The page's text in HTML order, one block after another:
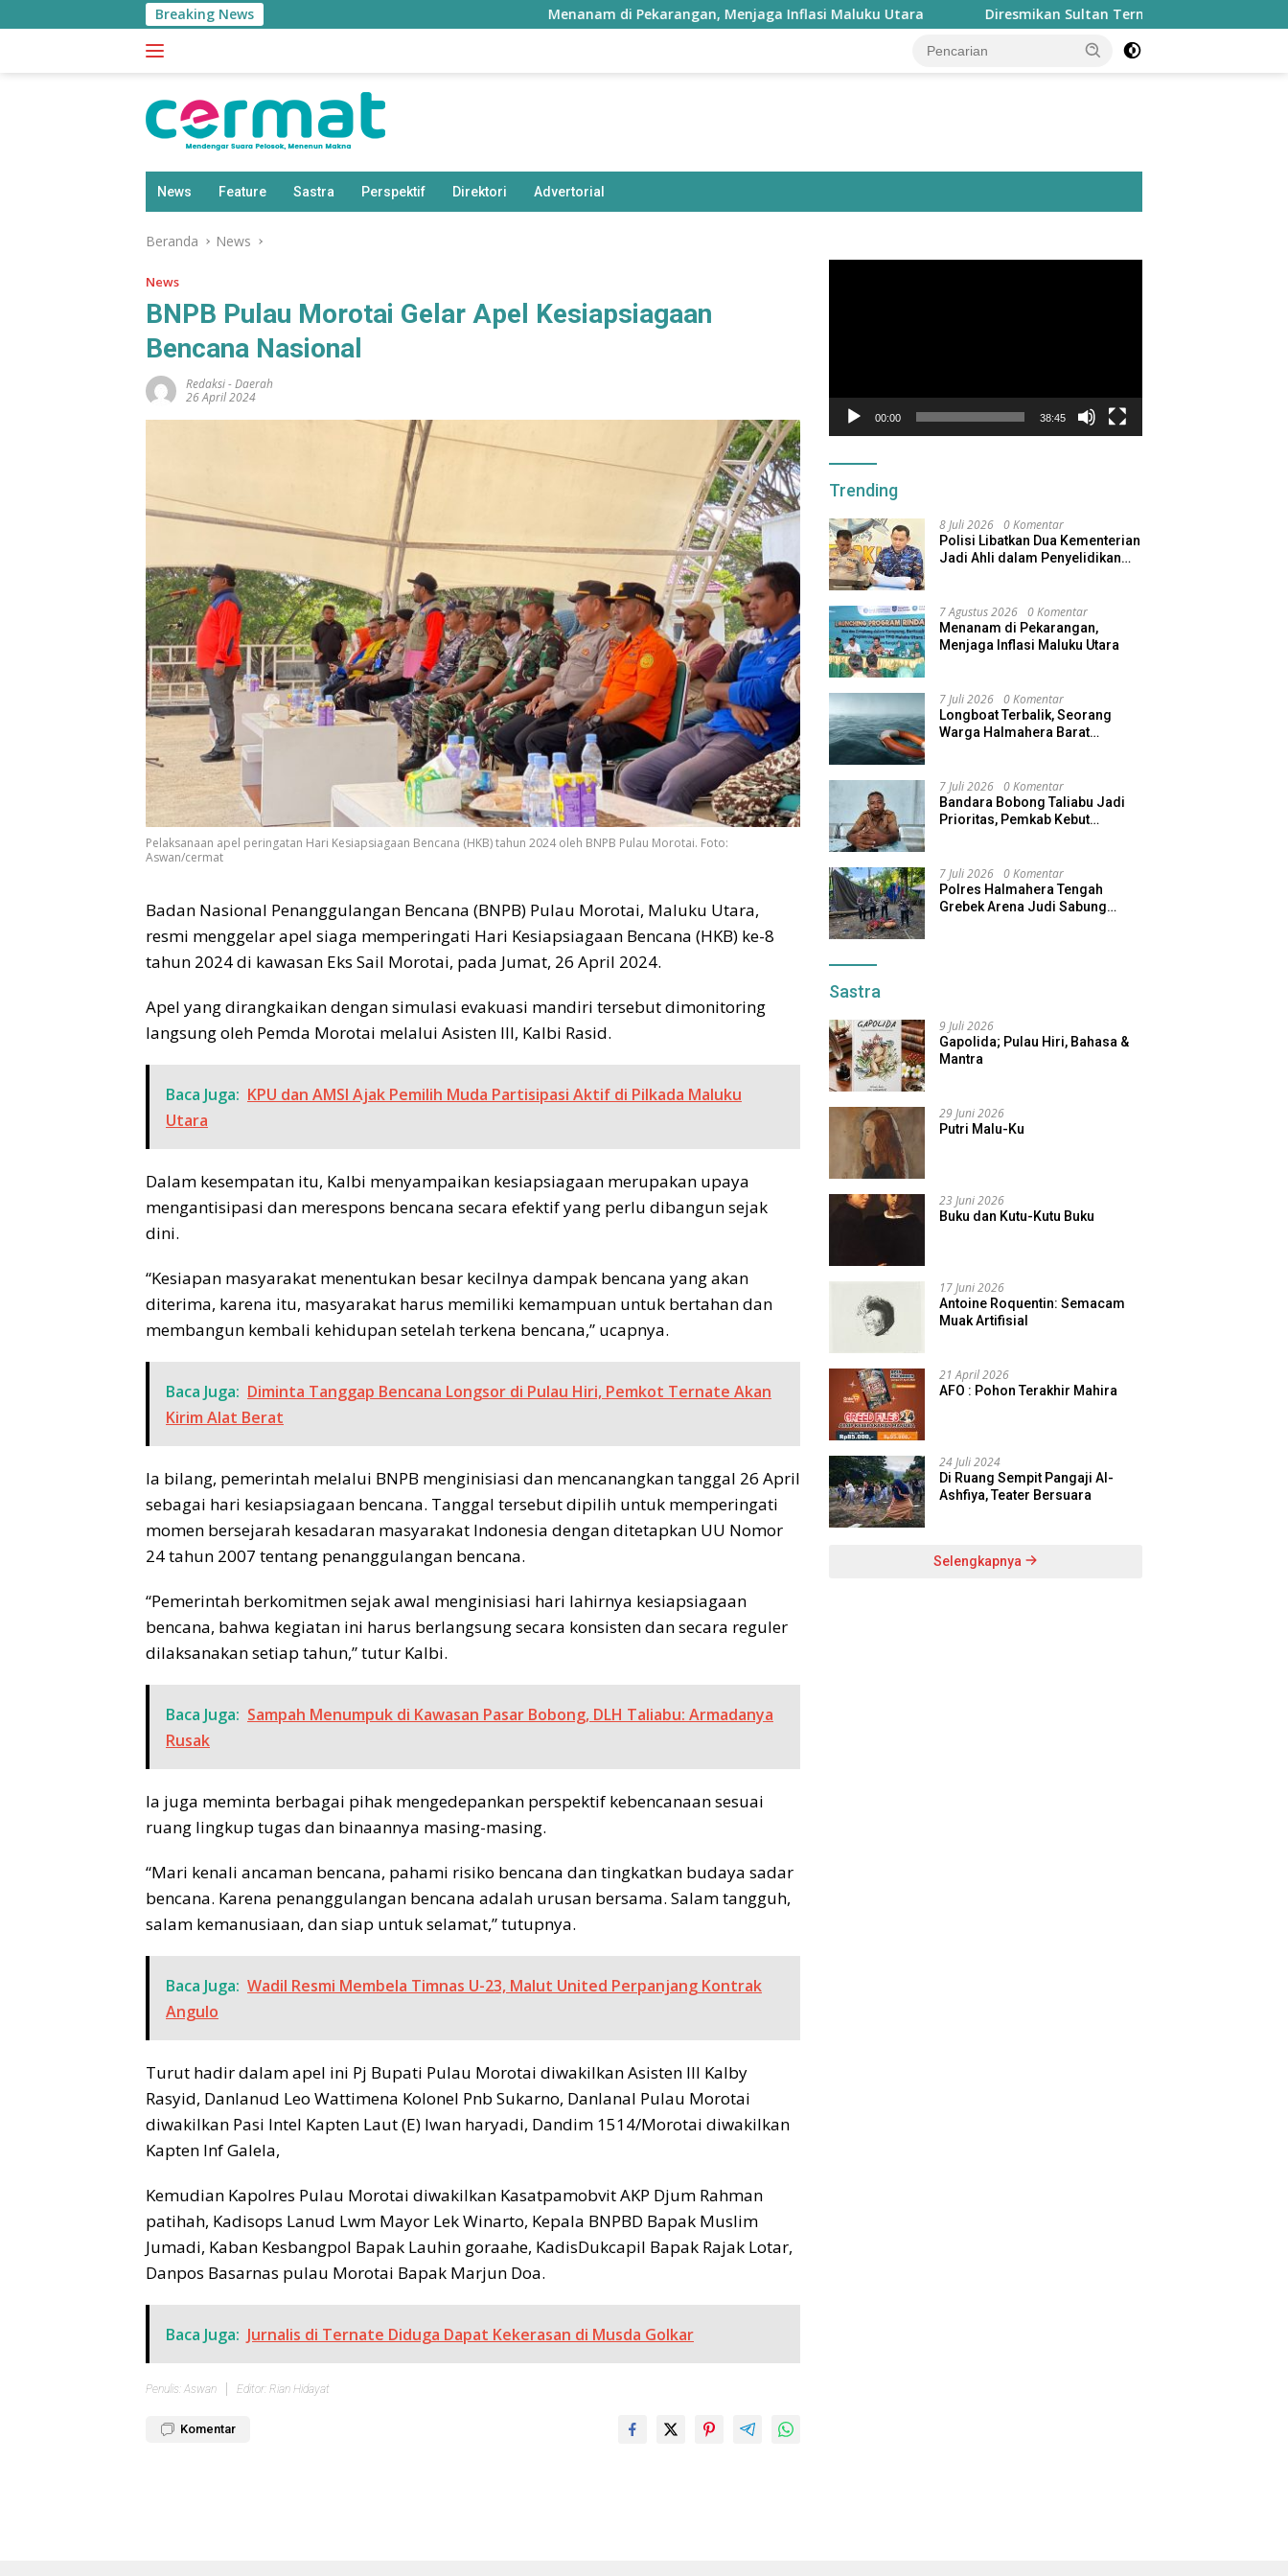
ke
Breaking News Menanam di Pekarangan, Menjaga Inflasi Maluku Utara Diresmikan Sultan Ternate, Masjid Nurul Fasyah
News Feature Sastra Perspektif Direktori Advertorial
Beranda News
News
BNPB Pulau Morotai Gelar Apel Kesiapsiagaan
Bencana Nasional
Redaksi-Daerah
26 April 2024
Pelaksanaan apel peringatan Hari Kesiapsiagaan Bencana (HKB) tahun 2024 oleh BNPB Pulau Morotai. Foto:
Aswan/cermat
Badan Nasional Penanggulangan Bencana (BNPB) Pulau Morotai, Maluku Utara,
resmi menggelar apel siaga memperingati Hari Kesiapsiagaan Bencana (HKB) ke-8
tahun 2024 di kawasan Eks Sail Morotai, pada Jumat, 26 April 2024.
Apel yang dirangkaikan dengan simulasi evakuasi mandiri tersebut dimonitoring
langsung oleh Pemda Morotai melalui Asisten III, Kalbi Rasid.
Baca Juga: KPU dan AMSI Ajak Pemilih Muda Partisipasi Aktif di Pilkada Maluku
Utara
Dalam kesempatan itu, Kalbi menyampaikan kesiapsiagaan merupakan upaya
mengantisipasi dan merespons bencana secara efektif yang perlu dibangun sejak
dini.
“Kesiapan masyarakat menentukan besar kecilnya dampak bencana yang akan
diterima, karena itu, masyarakat harus memiliki kemampuan untuk bertahan dan
membangun kembali kehidupan setelah terkena bencana,” ucapnya.
Baca Juga: Diminta Tanggap Bencana Longsor di Pulau Hiri, Pemkot Ternate Akan
Kirim Alat Berat
Ia bilang, pemerintah melalui BNPB menginisiasi dan mencanangkan tanggal 26 April
sebagai hari kesiapsiagaan bencana. Tanggal tersebut dipilih untuk memperingati
momen bersejarah kesadaran masyarakat Indonesia dengan ditetapkan UU Nomor
24 tahun 2007 tentang penanggulangan bencana.
“Pemerintah berkomitmen sejak awal menginisiasi hari lahirnya kesiapsiagaan
bencana, bahwa kegiatan ini harus berlangsung secara konsisten dan secara reguler
dilaksanakan setiap tahun,” tutur Kalbi.
Baca Juga: Sampah Menumpuk di Kawasan Pasar Bobong, DLH Taliabu: Armadanya
Rusak
Ia juga meminta berbagai pihak mengedepankan perspektif kebencanaan sesuai
ruang lingkup tugas dan binaannya masing-masing.
“Mari kenali ancaman bencana, pahami risiko bencana dan tingkatkan budaya sadar
bencana. Karena penanggulangan bencana adalah urusan bersama. Salam tangguh,
salam kemanusiaan, dan siap untuk selamat,” tutupnya.
Baca Juga: Wadil Resmi Membela Timnas U-23, Malut United Perpanjang Kontrak
Angulo
Turut hadir dalam apel ini Pj Bupati Pulau Morotai diwakilkan Asisten III Kalby
Rasyid, Danlanud Leo Wattimena Kolonel Pnb Sukarno, Danlanal Pulau Morotai
diwakilkan Pasi Intel Kapten Laut (E) Iwan haryadi, Dandim 1514/Morotai diwakilkan
Kapten Inf Galela,
Kemudian Kapolres Pulau Morotai diwakilkan Kasatpamobvit AKP Djum Rahman
patihah, Kadisops Lanud Lwm Mayor Lek Winarto, Kepala BNPBD Bapak Muslim
Jumadi, Kaban Kesbangpol Bapak Lauhin goraahe, KadisDukcapil Bapak Rajak Lotar,
Danpos Basarnas pulau Morotai Bapak Marjun Doa.
Baca Juga: Jurnalis di Ternate Diduga Dapat Kekerasan di Musda Golkar
Penulis: Aswan Editor: Rian Hidayat
Komentar
00:00 38:45
Trending
8 Juli 2026 0 Komentar
Polisi Libatkan Dua Kementerian
Jadi Ahli dalam Penyelidikan
7 Agustus 2026 0 Komentar
Menanam di Pekarangan,
Menjaga Inflasi Maluku Utara
7 Juli 2026 0 Komentar
Longboat Terbalik, Seorang
Warga Halmahera Barat
7 Juli 2026 0 Komentar
Bandara Bobong Taliabu Jadi
Prioritas, Pemkab Kebut
7 Juli 2026 0 Komentar
Polres Halmahera Tengah
Grebek Arena Judi Sabung
Sastra
9 Juli 2026
Gapolida; Pulau Hiri, Bahasa &
Mantra
29 Juni 2026
Putri Malu-Ku
23 Juni 2026
Buku dan Kutu-Kutu Buku
17 Juni 2026
Antoine Roquentin: Semacam
Muak Artifisial
21 April 2026
AFO : Pohon Terakhir Mahira
24 Juli 2024
Di Ruang Sempit Pangaji Al-
Ashfiya, Teater Bersuara
Selengkapnya